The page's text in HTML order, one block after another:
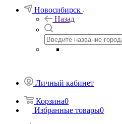
Новосибирск
Назад
Личный кабинет
Корзина0
Избранные товары0